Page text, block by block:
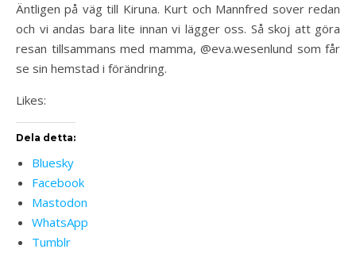
Äntligen på väg till Kiruna. Kurt och Mannfred sover redan
och vi andas bara lite innan vi lägger oss. Så skoj att göra
resan tillsammans med mamma, @eva.wesenlund som får
se sin hemstad i förändring.
Likes:
Dela detta:
Bluesky
Facebook
Mastodon
WhatsApp
Tumblr